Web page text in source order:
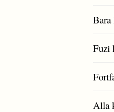
Bara
Fuzi
Alla